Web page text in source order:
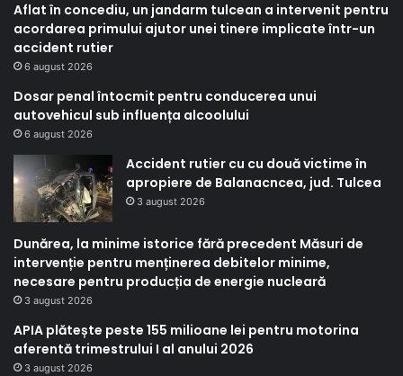
Aflat în concediu, un jandarm tulcean a intervenit pentru
acordarea primului ajutor unei tinere implicate într-un
accident rutier
6 august 2026
Dosar penal întocmit pentru conducerea unui
autovehicul sub influența alcoolului
6 august 2026
Accident rutier cu cu două victime în
apropiere de Balanacncea, jud. Tulcea
3 august 2026
Dunărea, la minime istorice fără precedent Măsuri de
intervenție pentru menținerea debitelor minime,
necesare pentru producția de energie nucleară
3 august 2026
APIA plătește peste 155 milioane lei pentru motorina
aferentă trimestrului I al anului 2026
3 august 2026